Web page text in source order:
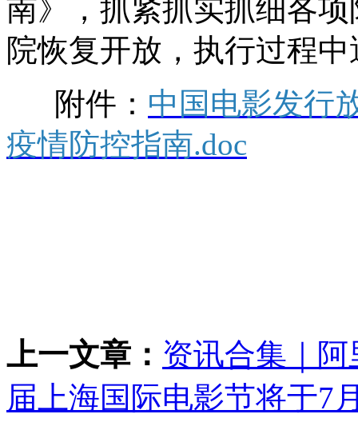
南》，抓紧抓实抓细各
院恢复开放，执行过程
附件： 中国电影发行
疫情防控指南.doc
上一文章： 资讯合集｜
届上海国际电影节将于7